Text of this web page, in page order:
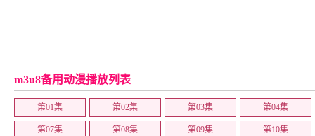
m3u8备用动漫播放列表
第01集 第02集 第03集 第04集
第07集 第08集 第09集 第10集